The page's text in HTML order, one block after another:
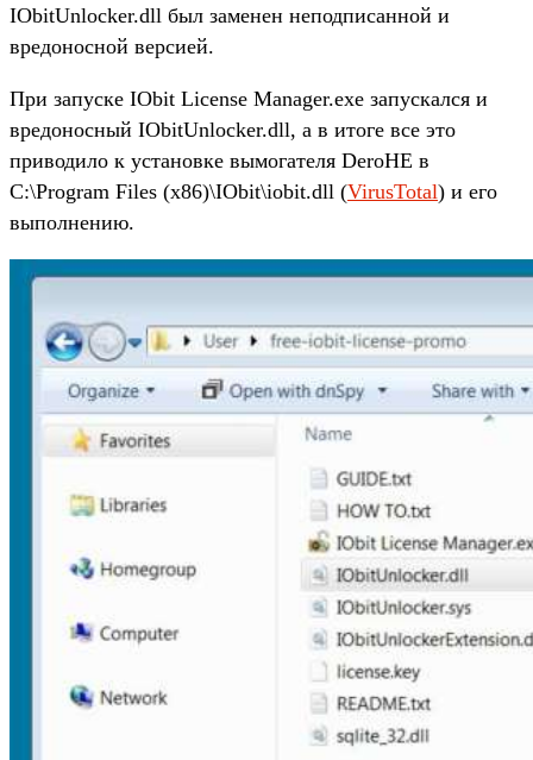
IObitUnlocker.dll был заменен неподписанной и
вредоносной версией.
При запуске IObit License Manager.exe запускался и
вредоносный IObitUnlocker.dll, а в итоге все это
приводило к установке вымогателя DeroHE в
C:\Program Files (x86)\IObit\iobit.dll (VirusTotal) и его
выполнению.